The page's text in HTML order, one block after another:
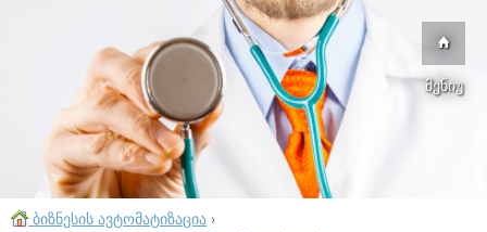
მენიუ
ბიზნესის ავტომატიზაცია ›